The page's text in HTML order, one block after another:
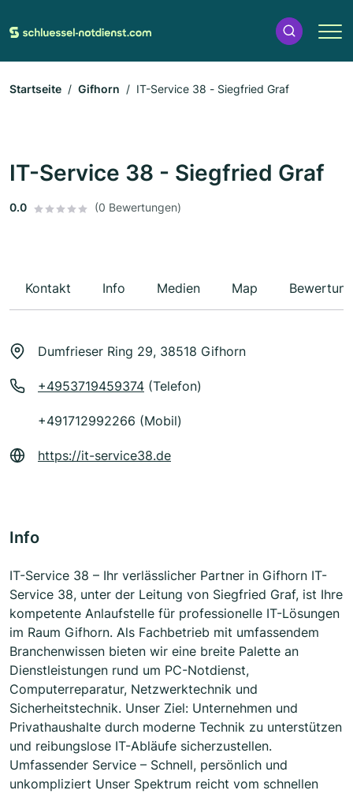
Startseite Gifhorn IT-Service 38 - Siegfried Graf
IT-Service 38 - Siegfried Graf
0.0 (0 Bewertungen)
Kontakt Info Medien Map
Dumfrieser Ring 29, 38518 Gifhorn
+4953719459374 (Telefon)
+491712992266 (Mobil)
https://it-service38.de
Info
IT-Service 38 – Ihr verlässlicher Partner in Gifhorn IT-
Service 38, unter der Leitung von Siegfried Graf, ist Ihre
kompetente Anlaufstelle für professionelle IT-Lösungen
im Raum Gifhorn. Als Fachbetrieb mit umfassendem
Branchenwissen bieten wir eine breite Palette an
Dienstleistungen rund um PC-Notdienst,
Computerreparatur, Netzwerktechnik und
Sicherheitstechnik. Unser Ziel: Unternehmen und
Privathaushalte durch moderne Technik zu unterstützen
und reibungslose IT-Abläufe sicherzustellen.
Umfassender Service – Schnell, persönlich und
unkompliziert Unser Spektrum reicht vom schnellen